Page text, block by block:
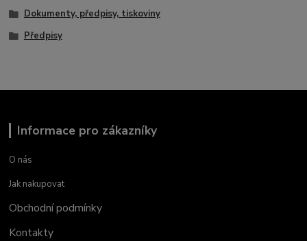
Dokumenty, předpisy, tiskoviny
Předpisy
Informace pro zákazníky
O nás
Jak nakupovat
Obchodní podmínky
Kontakty